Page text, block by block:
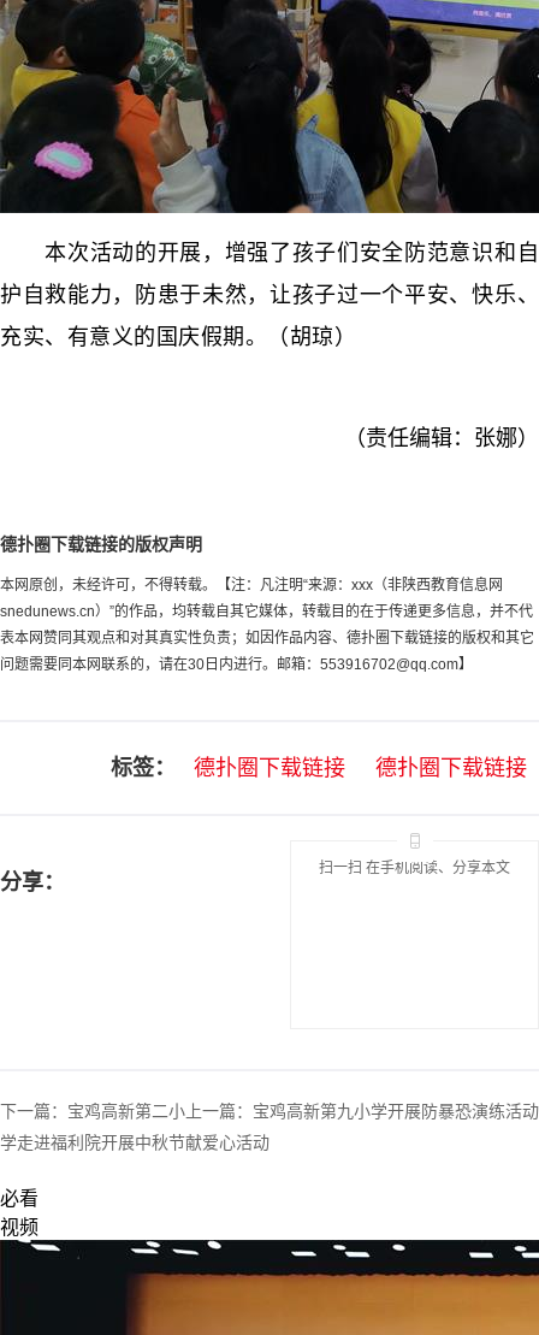
本次活动的开展，增强了孩子们安全防范意识和自
护自救能力，防患于未然，让孩子过一个平安、快乐、
充实、有意义的国庆假期。（胡琼）
（责任编辑：张娜）
德扑圈下载链接的版权声明
本网原创，未经许可，不得转载。【注：凡注明“来源：xxx（非陕西教育信息网
snedunews.cn）”的作品，均转载自其它媒体，转载目的在于传递更多信息，并不代
表本网赞同其观点和对其真实性负责；如因作品内容、德扑圈下载链接的版权和其它
问题需要同本网联系的，请在30日内进行。邮箱： 553916702@qq.com】
标签： 德扑圈下载链接 德扑圈下载链接
分享：
扫一扫 在手机阅读、分享本文
上一篇： 宝鸡高新第九小学开展防暴恐演练活动
下一篇： 宝鸡高新第二小
学走进福利院开展中秋节献爱心活动
必看
视频